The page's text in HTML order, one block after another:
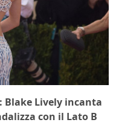
Blake Lively incanta
con il Lato B